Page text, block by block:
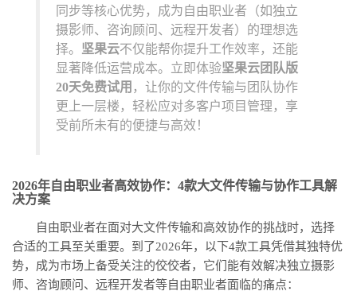
同步等核心优势，成为自由职业者（如独立
摄影师、咨询顾问、远程开发者）的理想选
择。 坚果云不仅能帮你提升工作效率，还能
显著降低运营成本。立即体验坚果云团队版
20天免费试用 ，让你的文件传输与团队协作
更上一层楼，轻松应对多客户项目管理，享
受前所未有的便捷与高效！
2026年自由职业者高效协作：4款大文件传输与协作工具解
决方案
自由职业者在面对大文件传输和高效协作的挑战时，选择
合适的工具至关重要。到了2026年，以下4款工具凭借其独特优
势，成为市场上备受关注的佼佼者，它们能有效解决独立摄影
师、咨询顾问、远程开发者等自由职业者面临的痛点：